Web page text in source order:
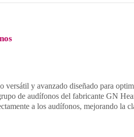
versátil y avanzado diseñado para
de audífonos del fabricante GN
a los audífonos, mejorando la